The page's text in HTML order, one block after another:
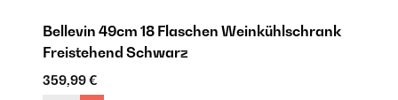
Bellevin 49cm 18 Flaschen Weinkühlschrank
Freistehend​ Schwarz
359,99 €